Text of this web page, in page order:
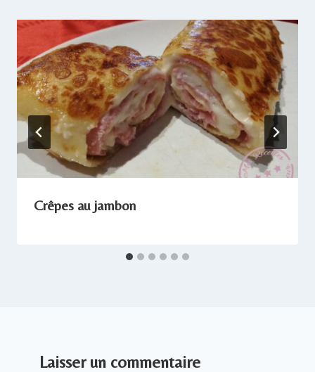
Crêpes au jambon
Laisser un commentaire